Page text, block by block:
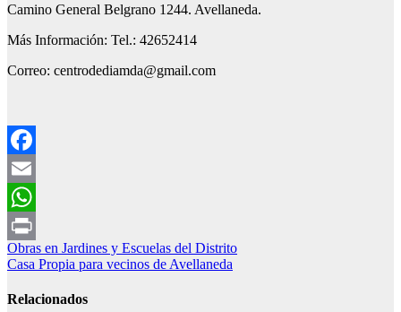
Camino General Belgrano 1244. Avellaneda.
Más Información: Tel.: 42652414
Correo: centrodediamda@gmail.com
Facebook
Email
WhatsApp
Print
Navegación
de
entradas
Obras en Jardines y Escuelas del Distrito
Casa Propia para vecinos de Avellaneda
Relacionados